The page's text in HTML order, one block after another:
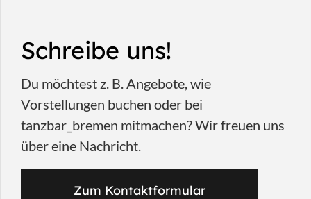
Schreibe uns!
Du möchtest z. B. Angebote, wie
Vorstellungen buchen oder bei
tanzbar_bremen mitmachen? Wir freuen uns
über eine Nachricht.
Zum Kontaktformular